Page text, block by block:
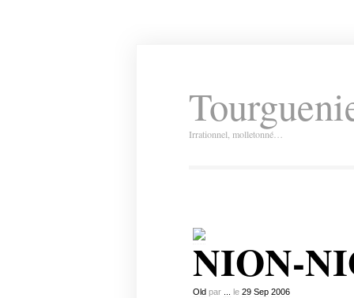
Irrationnel, molletonné…
NION-
Old par le 29 Sep 2006